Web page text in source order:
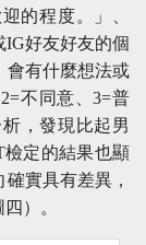
的程度。」、
IG好友好友的個
會有什麼想法或
不同意、3=普
，發現比起男
定的結果也顯
實具有差異，
）。